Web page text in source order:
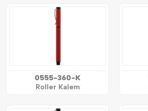
0555-360-K
Roller Kalem